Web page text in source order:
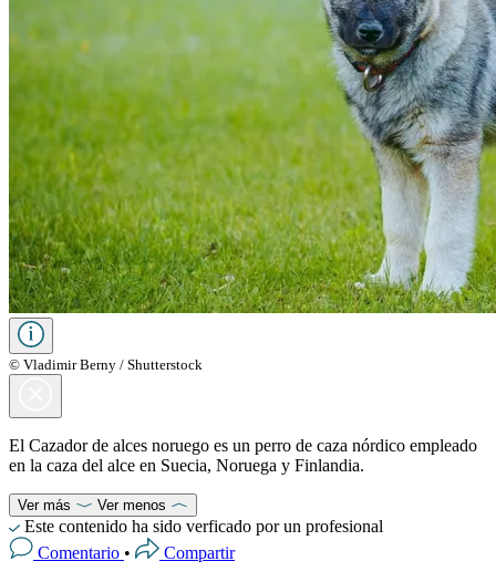
© Vladimir Berny / Shutterstock
El Cazador de alces noruego es un perro de caza nórdico empleado
en la caza del alce en Suecia, Noruega y Finlandia.
Ver más Ver menos
Este contenido ha sido verficado por un profesional
Comentario • Compartir